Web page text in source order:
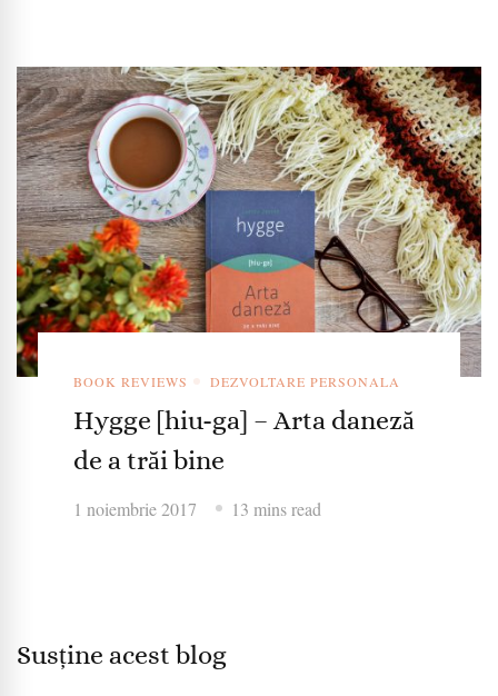
BOOK REVIEWS DEZVOLTARE PERSONALA
Hygge [hiu-ga] – Arta daneză
de a trăi bine
1 noiembrie 2017 13 mins read
Susține acest blog